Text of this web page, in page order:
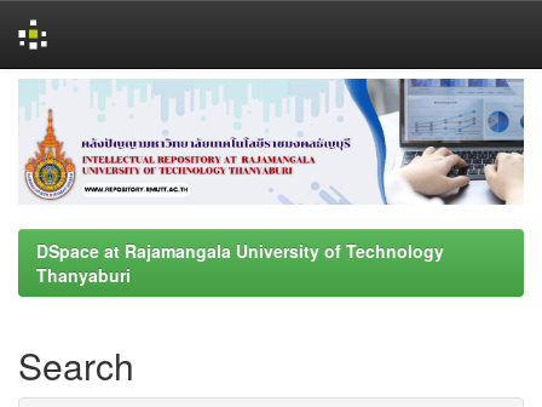
navigation
DSpace at Rajamangala University of Technology
Thanyaburi
Search